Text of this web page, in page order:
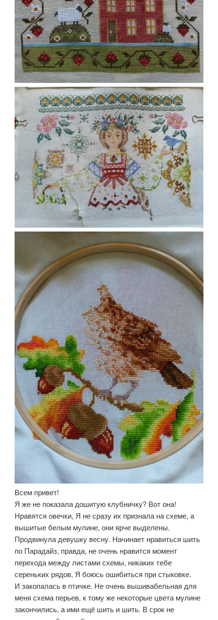
Всем привет!
Я же не показала дошитую клубничку? Вот она!
Нравятся овечки, Я не сразу их признала на схеме, а
вышитые белым мулине, они ярче выделены.
Продвинула девушку весну. Начинает нравиться шить
по Парадайз, правда, не очень нравится момент
перехода между листами схемы, никаких тебе
сереньких рядов, Я боюсь ошибиться при стыковке.
И закопалась в птичке. Не очень вышивабельная для
меня схема перьев, к тому же некоторые цвета мулине
закончились, а ими ещё шить и шить. В срок не